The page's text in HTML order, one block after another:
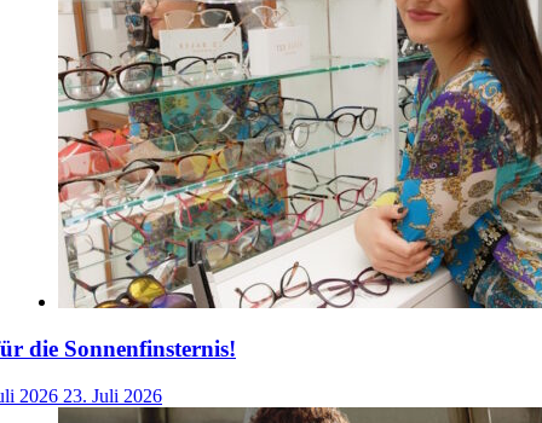
die Sonnenfinsternis!
2026 23. Juli 2026